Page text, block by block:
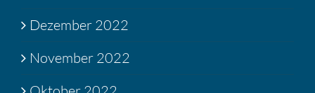
Dezember 2022
November 2022